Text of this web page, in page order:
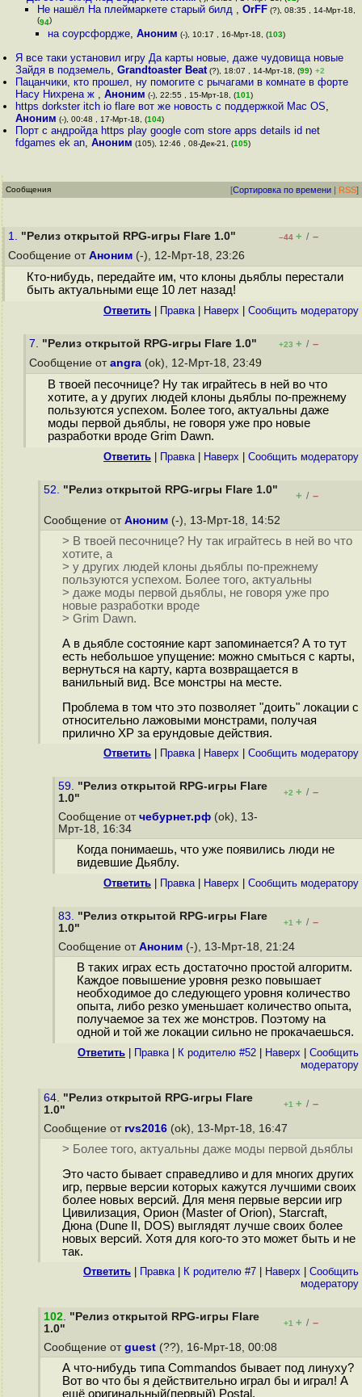
Не нашёл На плеймаркете старый билд , OrFF(?), 08:35 , 14-Мрт-18,
(94)
на соурсфордже,Аноним (-), 10:17 , 16-Мрт-18, (103)
Я все таки установил игру Да карты новые, даже чудовища новые
Зайдя в подземель,Grandtoaster Beat (?), 18:07 , 14-Мрт-18, (99) +2
Пацанчики, кто прошел, ну помогите с рычагами в комнате в форте
Насу Нихрена ж ,Аноним (-), 22:55 , 15-Мрт-18, (101)
https dorkster itch io flare вот же новость с поддержкой Mac OS,
Аноним (-), 00:48 , 17-Мрт-18, (104)
Порт с андройда https play google com store apps details id net
fdgames ek an,Аноним (105), 12:46 , 08-Дек-21, (105)
Сообщения [Сортировка по времени | RSS]
1. "Релиз открытой RPG-игры Flare 1.0" –44 + / –
Сообщение от Аноним (-), 12-Мрт-18, 23:26
Кто-нибудь, передайте им, что клоны дьяблы перестали
быть актуальными еще 10 лет назад!
Ответить Правка| Наверх Cообщить модератору
7. "Релиз открытой RPG-игры Flare 1.0" +23 + / –
Сообщение от angra (ok), 12-Мрт-18, 23:49
В твоей песочнице? Ну так играйтесь в ней во что
хотите, а у других людей клоны дьяблы по-прежнему
пользуются успехом. Более того, актуальны даже
моды первой дьяблы, не говоря уже про новые
разработки вроде Grim Dawn.
Ответить Правка| Наверх Cообщить модератору
52. "Релиз открытой RPG-игры Flare 1.0" + / –
Сообщение от Аноним (-), 13-Мрт-18, 14:52
> В твоей песочнице? Ну так играйтесь в ней во что
хотите, а
> у других людей клоны дьяблы по-прежнему
пользуются успехом. Более того, актуальны
> даже моды первой дьяблы, не говоря уже про
новые разработки вроде
> Grim Dawn.
А в дьябле состояние карт запоминается? А то тут
есть небольшое упущение: можно смыться с карты,
вернуться на карту, карта возвращается в
ванильный вид. Все монстры на месте.
Проблема в том что это позволяет "доить" локации с
относительно лажовыми монстрами, получая
прилично XP за ерундовые действия.
Ответить Правка| Наверх Cообщить модератору
59. "Релиз открытой RPG-игры Flare
1.0"
+2 + / –
Сообщение от чебурнет.рф (ok), 13-
Мрт-18, 16:34
Когда понимаешь, что уже появились люди не
видевшие Дьяблу.
Ответить Правка| Наверх Cообщить модератору
83. "Релиз открытой RPG-игры Flare
1.0"
+1 + / –
Сообщение от Аноним (-), 13-Мрт-18, 21:24
В таких играх есть достаточно простой алгоритм.
Каждое повышение уровня резко повышает
необходимое до следующего уровня количество
опыта, либо резко уменьшает количество опыта,
получаемое за тех же монстров. Поэтому на
одной и той же локации сильно не прокачаешься.
Ответить Правка| К родителю #52 Наверх
Cообщить
модератору
64. "Релиз открытой RPG-игры Flare
1.0"
+1 + / –
Сообщение от rvs2016 (ok), 13-Мрт-18, 16:47
> Более того, актуальны даже моды первой дьяблы
Это часто бывает справедливо и для многих других
игр, первые версии которых кажутся лучшими своих
более новых версий. Для меня первые версии игр
Цивилизация, Орион (Master of Orion), Starcraft,
Дюна (Dune II, DOS) выглядят лучше своих более
новых версий. Хотя для кого-то это может быть и не
так.
Ответить Правка| К родителю #7 Наверх
Cообщить
модератору
102. "Релиз открытой RPG-игры Flare
1.0"
+1 + / –
Сообщение от guest (??), 16-Мрт-18, 00:08
А что-нибудь типа Commandos бывает под линуху?
Вот во что бы я действительно играл бы и играл! А
ещё оригинальный(первый) Postal.